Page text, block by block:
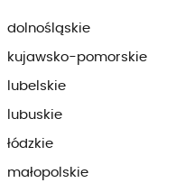
dolnośląskie
kujawsko-pomorskie
lubelskie
lubuskie
łódzkie
małopolskie